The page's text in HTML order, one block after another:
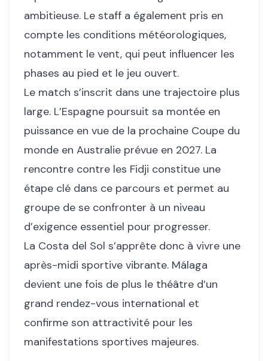
ambitieuse. Le staff a également pris en
compte les conditions météorologiques,
notamment le vent, qui peut influencer les
phases au pied et le jeu ouvert.
Le match s’inscrit dans une trajectoire plus
large. L’Espagne poursuit sa montée en
puissance en vue de la prochaine Coupe du
monde en Australie prévue en 2027. La
rencontre contre les Fidji constitue une
étape clé dans ce parcours et permet au
groupe de se confronter à un niveau
d’exigence essentiel pour progresser.
La Costa del Sol s’apprête donc à vivre une
après-midi sportive vibrante. Málaga
devient une fois de plus le théâtre d’un
grand rendez-vous international et
confirme son attractivité pour les
manifestations sportives majeures.